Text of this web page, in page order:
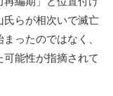
氏らが相次いで滅亡
ったのではなく、
能性が指摘されて